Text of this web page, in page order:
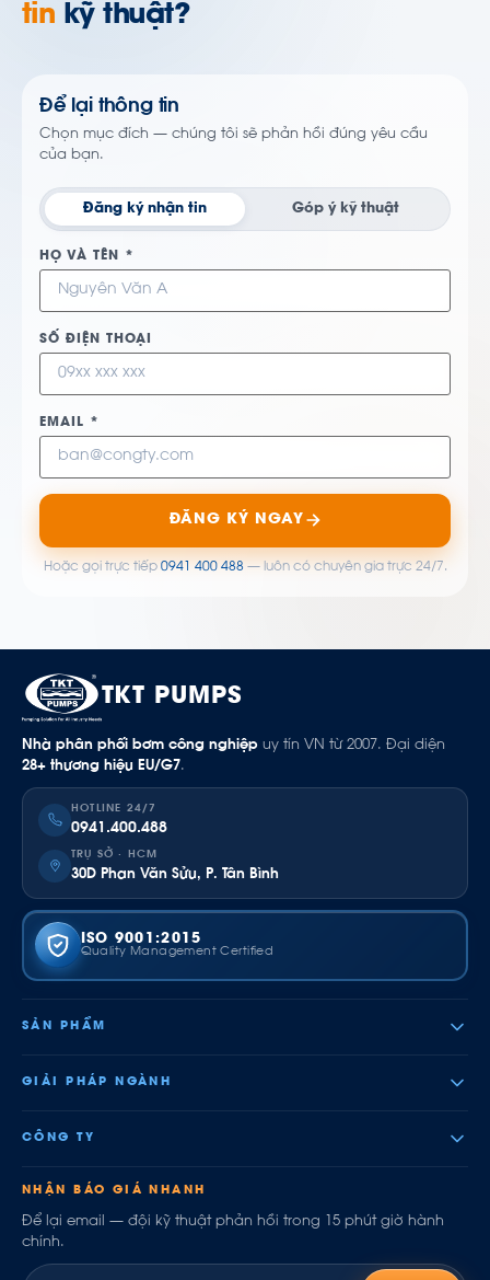
tin kỹ thuật?
Để lại thông tin
Chọn mục đích — chúng tôi sẽ phản hồi đúng yêu cầu
của bạn.
Đăng ký nhận tin Góp ý kỹ thuật
HỌ VÀ TÊN *
SỐ ĐIỆN THOẠI
EMAIL *
ĐĂNG KÝ NGAY
Hoặc gọi trực tiếp 0941 400 488— luôn có chuyên gia trực 24/7.
TKT PUMPS
Nhà phân phối bơm công nghiệp uy tín VN từ 2007. Đại diện
28+ thương hiệu EU/G7.
HOTLINE 24/7
0941.400.488
TRỤ SỞ · HCM
30D Phan Văn Sửu, P. Tân Bình
ISO 9001:2015
Quality Management Certified
SẢN PHẨM
GIẢI PHÁP NGÀNH
CÔNG TY
NHẬN BÁO GIÁ NHANH
Để lại email — đội kỹ thuật phản hồi trong 15 phút giờ hành
chính.